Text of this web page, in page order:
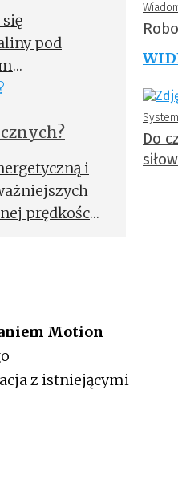
pod
i
prędkości
Motion
z istniejącymi
Do